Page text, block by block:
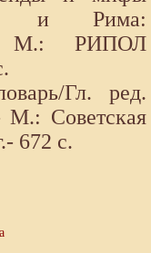
и Рима:
- М.: РИПОЛ
Гл. ред.
Советская
672 с.